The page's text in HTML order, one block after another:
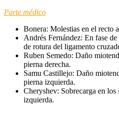
Parte médico
Bonera: Molestias en el recto
Andrés Fernández: En fase
de rotura del ligamento
Ruben Semedo: Daño
pierna derecha.
Samu Castillejo: Daño
pierna izquierda.
Cheryshev: Sobrecarga en
izquierda.